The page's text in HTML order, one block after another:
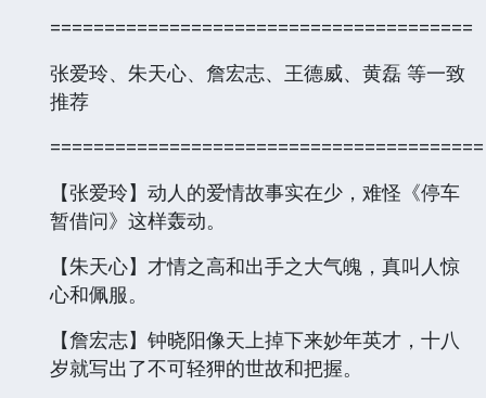
=======================================
张爱玲、朱天心、詹宏志、王德威、黄磊 等一致
推荐
========================================
【张爱玲】动人的爱情故事实在少，难怪《停车
暂借问》这样轰动。
【朱天心】才情之高和出手之大气魄，真叫人惊
心和佩服。
【詹宏志】钟晓阳像天上掉下来妙年英才，十八
岁就写出了不可轻狎的世故和把握。